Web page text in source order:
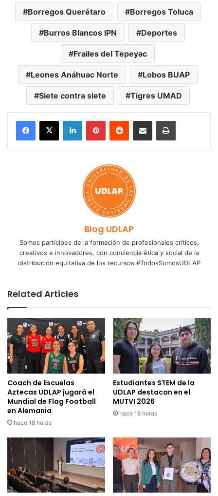
Borregos Querétaro Borregos Toluca
Burros Blancos IPN Deportes
Frailes del Tepeyac
Leones Anáhuac Norte Lobos BUAP
Siete contra siete Tigres UMAD
LinkedInPinterestReddit Share via Email Print
Blog UDLAP
Somos partícipes de la formación de profesionales críticos,
creativos e innovadores, con conciencia ética y social de la
distribución equitativa de los recursos #TodosSomosUDLAP
Related Articles
Coach de Escuelas
Aztecas UDLAP jugará el
Mundial de Flag Football
en Alemania
hace 18 horas
Estudiantes STEM de la
UDLAP destacan en el
MUTVI 2026
hace 18 horas